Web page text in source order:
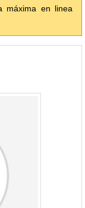
máxima en linea